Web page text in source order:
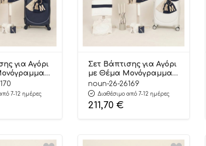
για Αγόρι
26170
7-12 ημέρες
Σετ Βάπτισης για Αγόρι
με Θέμα Μονόγραμμα
Μπλε-Άμμου 26169
noun-26-26169
Διαθέσιμο από 7-12 ημέρες
211,70 €